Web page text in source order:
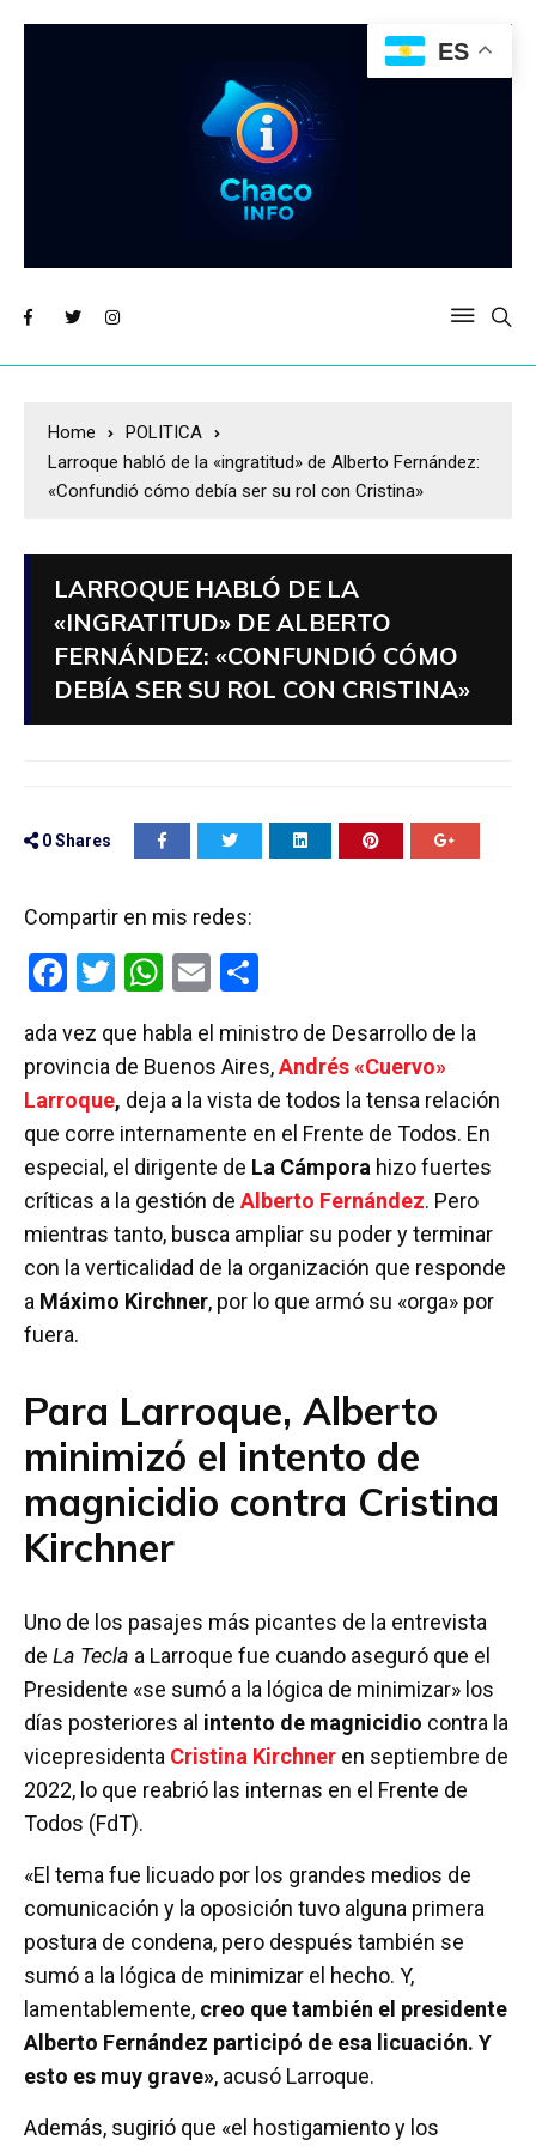
Home
POLITICA
Larroque habló de la «ingratitud» de Alberto Fernández:
«Confundió cómo debía ser su rol con Cristina»
LARROQUE HABLÓ DE LA
«INGRATITUD» DE ALBERTO
FERNÁNDEZ: «CONFUNDIÓ CÓMO
DEBÍA SER SU ROL CON CRISTINA»
0Shares
Compartir en mis redes:
F
ce
b
o
o
k
T
tt
er
W
at
s
A
p
p
E
ail m
p
ar
tir
ada vez que habla el ministro de Desarrollo de la
provincia de Buenos Aires,Andrés «Cuervo»
Larroque, deja a la vista de todos la tensa relación
que corre internamente en el Frente de Todos. En
especial, el dirigente de La Cámpora hizo fuertes
críticas a la gestión de Alberto Fernández. Pero
mientras tanto, busca ampliar su poder y terminar
con la verticalidad de la organización que responde
a Máximo Kirchner, por lo que armó su «orga» por
fuera.
Para Larroque, Alberto
minimizó el intento de
magnicidio contra Cristina
Kirchner
Uno de los pasajes más picantes de la entrevista
de La Tecla a Larroque fue cuando aseguró que el
Presidente «se sumó a la lógica de minimizar» los
días posteriores al intento de magnicidio contra la
vicepresidenta Cristina Kirchner en septiembre de
2022, lo que reabrió las internas en el Frente de
Todos (FdT).
«El tema fue licuado por los grandes medios de
comunicación y la oposición tuvo alguna primera
postura de condena, pero después también se
sumó a la lógica de minimizar el hecho. Y,
lamentablemente, creo que también el presidente
Alberto Fernández participó de esa licuación. Y
esto es muy grave», acusó Larroque.
Además, sugirió que «el hostigamiento y los
ES